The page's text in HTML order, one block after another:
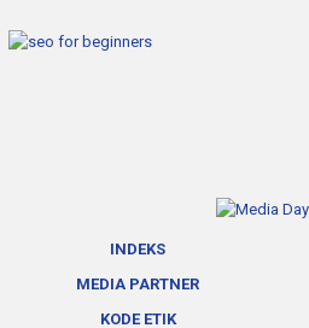
INDEKS
MEDIA PARTNER
KODE ETIK